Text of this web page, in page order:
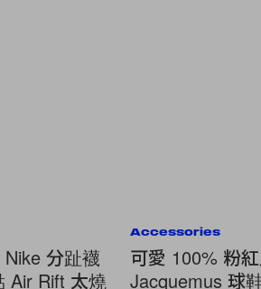
分趾襪
Air Rift 太燒
Accessories
可愛 100% 粉
Jacquemus 球